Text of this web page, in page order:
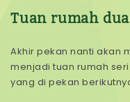
Tuan rumah
Akhir pekan nanti akan
menjadi tuan rumah
yang di pekan